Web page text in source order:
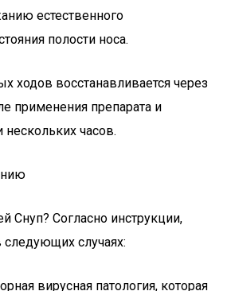
естественного
полости носа.
ходов восстанавливается через
применения препарата и
нескольких часов.
Снуп? Согласно инструкции,
следующих случаях:
вирусная патология, которая